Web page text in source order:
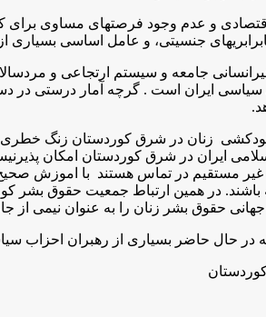
و عدم وجود فرصتهای مساوی برای
جنسیتی، و عامل اساسی بسیاری
جامعه‌ و سیستم ارتجاعی و
سیاسی ایران است . گرچه آمار درستی در
زنان در شرق كوردستان زنگ خطرى بر
ایران در شرق کوردستان امکان
مستقیم در تماس هستند با اموزش
باشند. در همین ارتباط جمعیت حقوق بشر
حقوق بشر زنان را بە عنوان نیمی از
در حال حاضر بسیاری از رهبران احزاب